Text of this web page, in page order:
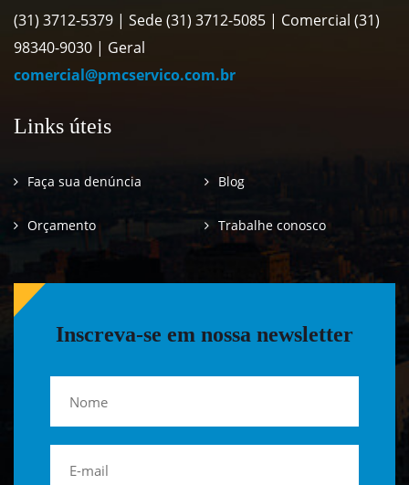
(31) 3712-5379 | Sede (31) 3712-5085 | Comercial (31)
98340-9030 | Geral
comercial@pmcservico.com.br
Links úteis
Faça sua denúncia Blog
Orçamento Trabalhe conosco
Inscreva-se em nossa newsletter